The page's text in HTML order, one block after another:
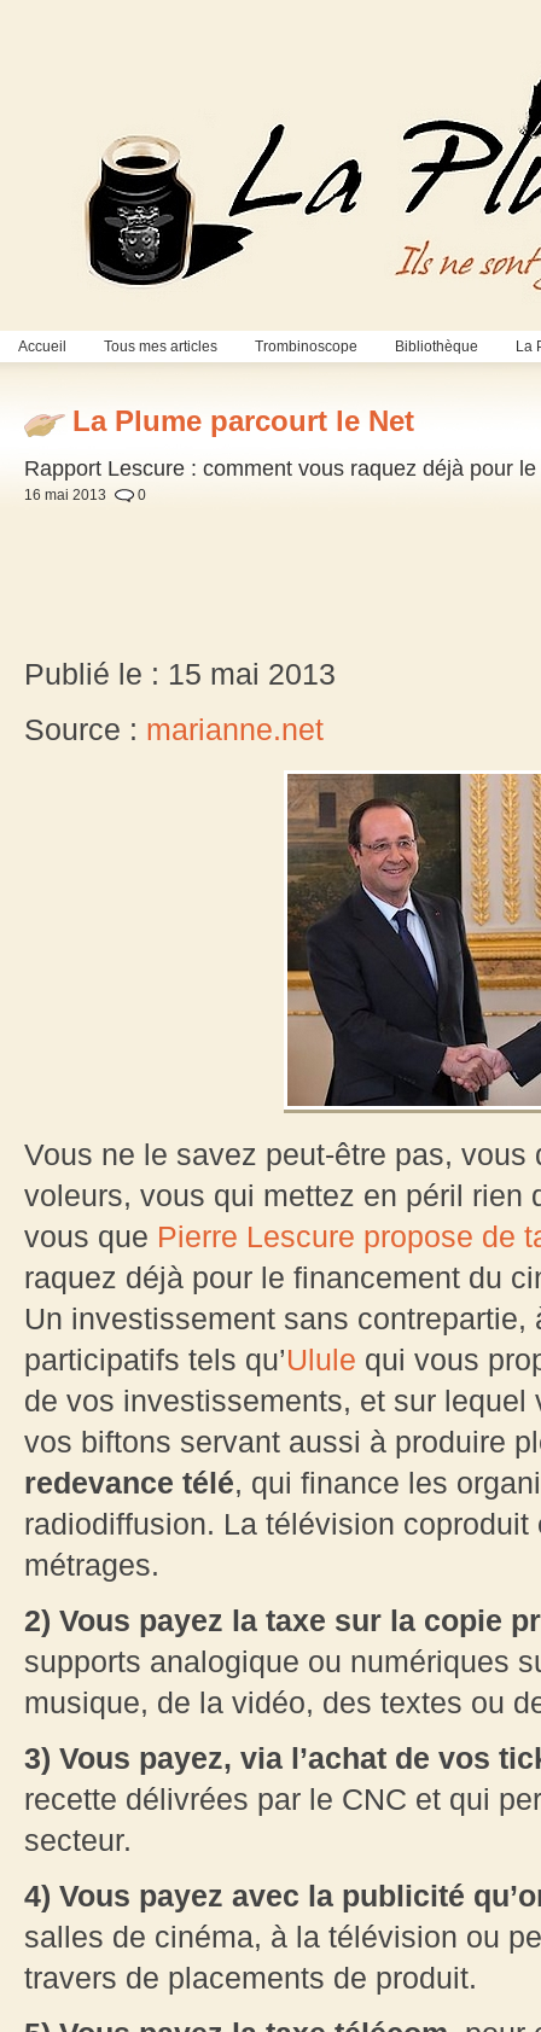
Accueil Tous mes articles Trombinoscope Bibliothèque La
La Plume parcourt le Net
Rapport Lescure : comment vous raquez déjà pour
16 mai 2013 0
Publié le : 15 mai 2013
Source : marianne.net
Vous ne le savez peut-être pas,
voleurs, vous qui mettez en péril rien
vous que Pierre Lescure propose de
raquez déjà pour le financement du
Un investissement sans
participatifs tels qu’Ulule qui vous
de vos investissements, et sur lequel
vos biftons servant aussi à produire
redevance télé, qui finance les
radiodiffusion. La télévision
métrages.
2) Vous payez la taxe sur la copie
supports analogique ou numériques
musique, de la vidéo, des textes ou
3) Vous payez, via l’achat de vos
recette délivrées par le CNC et qui
secteur.
4) Vous payez avec la publicité
salles de cinéma, à la télévision ou
travers de placements de produit.